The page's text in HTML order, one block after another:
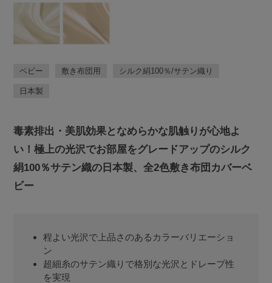
ベビー 敷き布団用 シルク絹100％/サテン織り
日本製
毒素排出・美肌効果となめらかな肌触りが心地よ
い！極上の光沢でお部屋をグレードアップのシルク
絹100％サテン織の日本製、全2色敷き布団カバーベ
ビー
程よい光沢で上品さのあるカラーバリエーショ
ン
超細糸のサテン織りで格別な光沢とドレープ性
を実現